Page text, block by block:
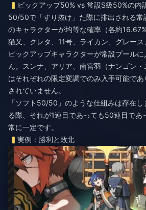
ピックアップ50% vs 常設S級50%の内
50/50で「すり抜け」た際に排出される常
のキャラクターが均等な確率（各約
猫又、クレタ、11号、ライカン、グレース
ピックアップキャラクターが常設プール
ん。スンナ、アリア、南宮羽（ナンゴン
はそれぞれの限定変調でのみ入手可能で
されていません。
「ソフト50/50」のような仕組みは存在
る際、それが1連目であっても50連目で
常に一定です。
実例：勝利と敗北